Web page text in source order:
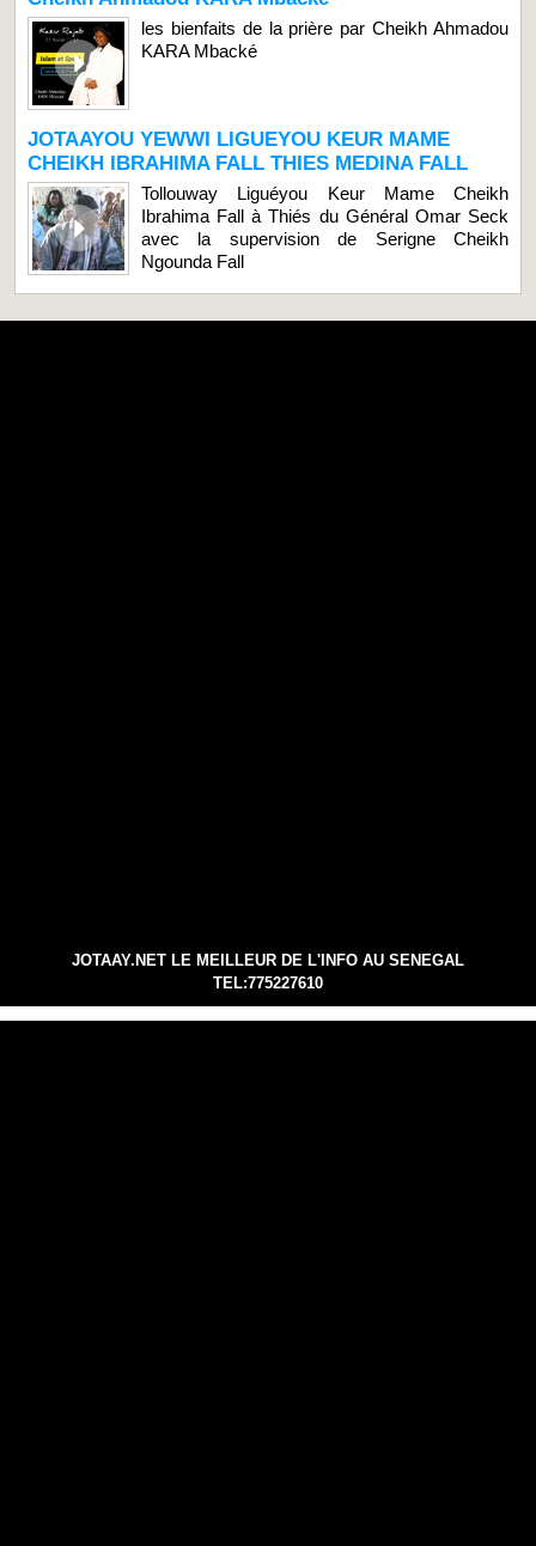
les bienfaits de la prière par Cheikh Ahmadou
KARA Mbacké
JOTAAYOU YEWWI LIGUEYOU KEUR MAME
CHEIKH IBRAHIMA FALL THIES MEDINA FALL
Tollouway Liguéyou Keur Mame Cheikh
Ibrahima Fall à Thiés du Général Omar Seck
avec la supervision de Serigne Cheikh
Ngounda Fall
JOTAAY.NET LE MEILLEUR DE L'INFO AU SENEGAL
TEL:775227610